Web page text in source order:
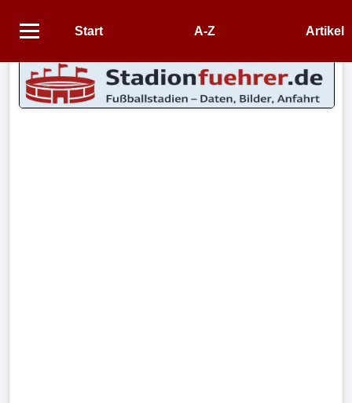
Start A-Z Artikel
Startseite